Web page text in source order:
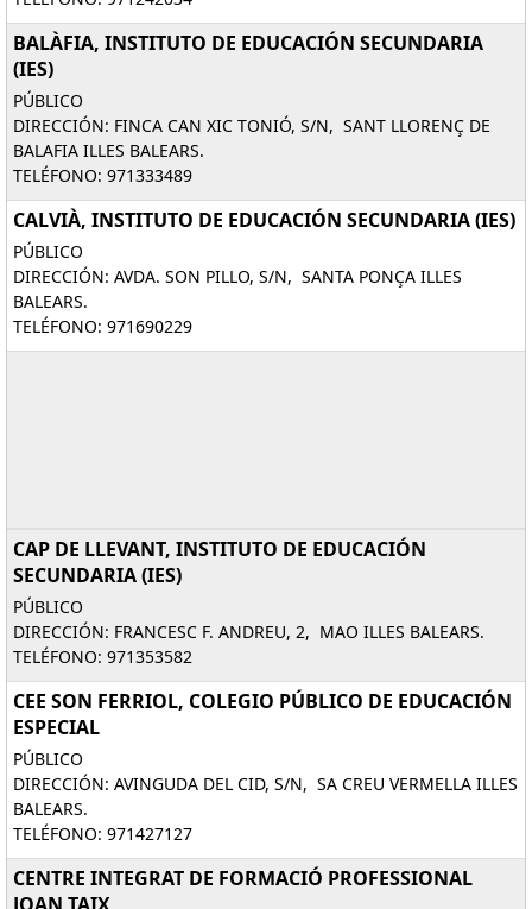
BALÀFIA, INSTITUTO DE EDUCACIÓN SECUNDARIA
(IES)
PÚBLICO
DIRECCIÓN: FINCA CAN XIC TONIÓ, S/N, SANT LLORENÇ DE
BALAFIA ILLES BALEARS.
TELÉFONO: 971333489
CALVIÀ, INSTITUTO DE EDUCACIÓN SECUNDARIA (IES)
PÚBLICO
DIRECCIÓN: AVDA. SON PILLO, S/N, SANTA PONÇA ILLES
BALEARS.
TELÉFONO: 971690229
CAP DE LLEVANT, INSTITUTO DE EDUCACIÓN
SECUNDARIA (IES)
PÚBLICO
DIRECCIÓN: FRANCESC F. ANDREU, 2, MAO ILLES BALEARS.
TELÉFONO: 971353582
CEE SON FERRIOL, COLEGIO PÚBLICO DE EDUCACIÓN
ESPECIAL
PÚBLICO
DIRECCIÓN: AVINGUDA DEL CID, S/N, SA CREU VERMELLA ILLES
BALEARS.
TELÉFONO: 971427127
CENTRE INTEGRAT DE FORMACIÓ PROFESSIONAL